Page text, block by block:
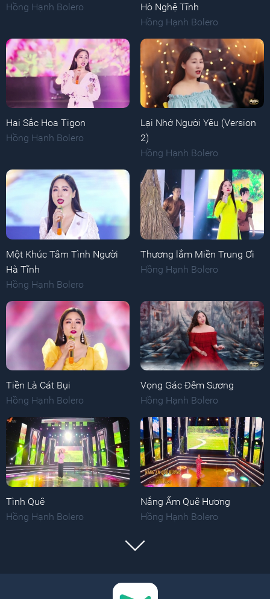
Hồng Hạnh Bolero
Hò Nghệ Tĩnh
Hồng Hạnh Bolero
Hai Sắc Hoa Tigon
Hồng Hạnh Bolero
Lại Nhớ Người Yêu (Version
2)
Hồng Hạnh Bolero
Một Khúc Tâm Tình Người
Hà Tĩnh
Hồng Hạnh Bolero
Thương lắm Miền Trung Ơi
Hồng Hạnh Bolero
Tiền Là Cát Bụi
Hồng Hạnh Bolero
Vọng Gác Đêm Sương
Hồng Hạnh Bolero
Tình Quê
Hồng Hạnh Bolero
Nắng Ấm Quê Hương
Hồng Hạnh Bolero